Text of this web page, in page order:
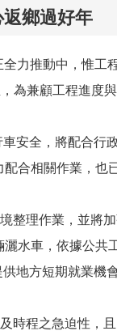
鄉過好年
力推動中，惟工
為兼顧工程進度
安全，將配合行
合相關作業，也
理作業，並將
水車，依據公共
地方短期就業機
程之急迫性，